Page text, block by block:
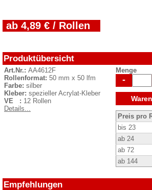
ab 4,89 € / Rollen
Produktübersicht
Art.Nr.: AA4612F
Rollenformat: 50 mm x 50 lfm
Farbe: silber
Kleber: spezieller Acrylat-Kleber
VE : 12 Rollen
Details...
Menge
-
Preis pro
bis 23
ab 24
ab 72
ab 144
Empfehlungen